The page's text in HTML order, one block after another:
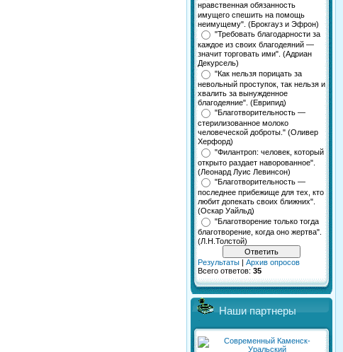
нравственная обязанность
имущего спешить на помощь
неимущему". (Брокгауз и Эфрон)
"Требовать благодарности за
каждое из своих благодеяний —
значит торговать ими". (Адриан
Декурсель)
"Как нельзя порицать за
невольный проступок, так нельзя и
хвалить за вынужденное
благодеяние". (Еврипид)
"Благотворительность —
стерилизованное молоко
человеческой доброты." (Оливер
Херфорд)
"Филантроп: человек, который
открыто раздает наворованное".
(Леонард Луис Левинсон)
"Благотворительность —
последнее прибежище для тех, кто
любит допекать своих ближних".
(Оскар Уайльд)
"Благотворение только тогда
благотворение, когда оно жертва".
(Л.Н.Толстой)
Результаты | Архив опросов
Всего ответов: 35
Наши партнеры